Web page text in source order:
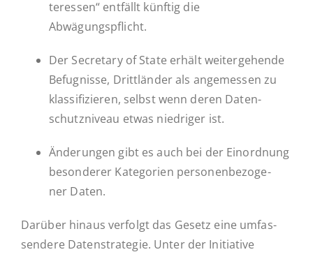
ter­es­sen“ ent­fällt künftig die
Abwägungspflicht.
Der Se­cre­ta­ry of State erhält wei­ter­ge­hen­de
Be­fug­nis­se, Dritt­län­der als an­ge­mes­sen zu
klas­si­fi­zie­ren, selbst wenn deren Da­ten­
schutz­ni­veau etwas nied­ri­ger ist.
Än­de­run­gen gibt es auch bei der Ein­ord­nung
be­son­de­rer Ka­te­go­rien per­so­nen­be­zo­ge­
ner Daten.
Darüber hinaus ver­folgt das Gesetz eine um­fas­
sen­de­re Da­ten­stra­te­gie. Unter der In­itia­ti­ve